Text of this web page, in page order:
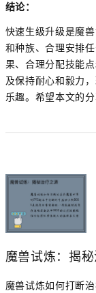
结论：
快速生级升级是魔
和种族、合理安排
果、合理分配技能
及保持耐心和毅力
乐趣。希望本文的
魔兽试炼：揭
魔兽试炼如何打断